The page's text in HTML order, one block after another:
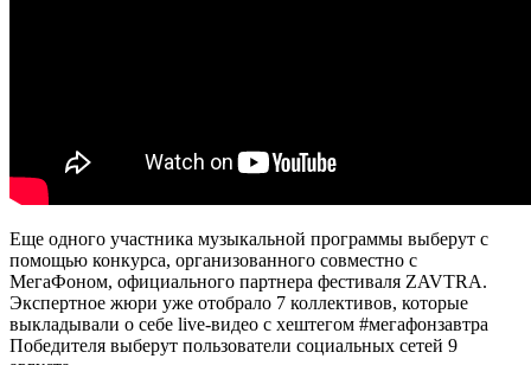
Еще одного участника музыкальной программы выберут с
помощью конкурса, организованного совместно с
МегаФоном, официального партнера фестиваля ZAVTRA.
Экспертное жюри уже отобрало 7 коллективов, которые
выкладывали о себе live-видео с хештегом #мегафонзавтра
Победителя выберут пользователи социальных сетей 9